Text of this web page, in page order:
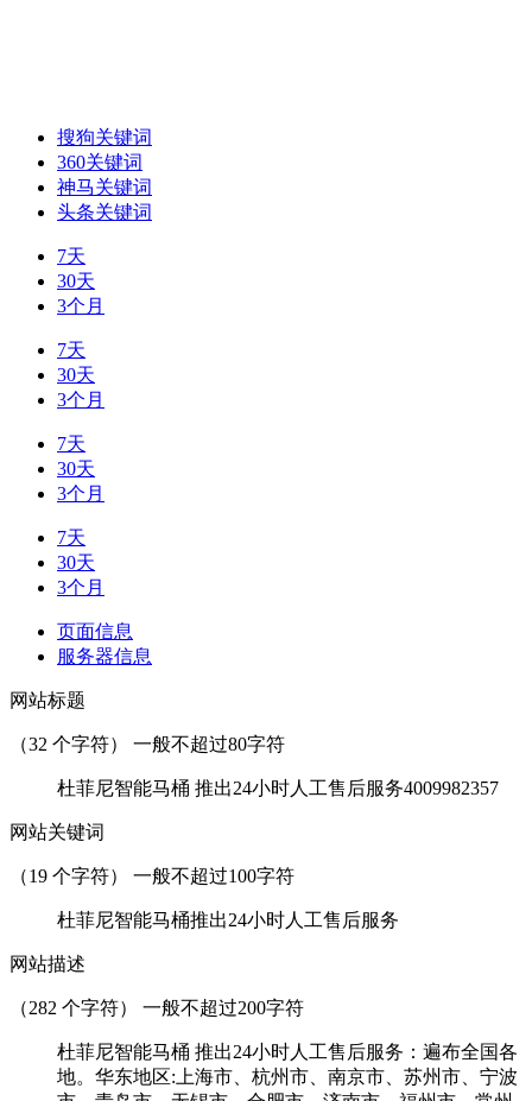
搜狗关键词
360关键词
神马关键词
头条关键词
7天
30天
3个月
7天
30天
3个月
7天
30天
3个月
7天
30天
3个月
页面信息
服务器信息
网站标题
（32 个字符） 一般不超过80字符
杜菲尼智能马桶 推出24小时人工售后服务4009982357
网站关键词
（19 个字符） 一般不超过100字符
杜菲尼智能马桶推出24小时人工售后服务
网站描述
（282 个字符） 一般不超过200字符
杜菲尼智能马桶 推出24小时人工售后服务：遍布全国各
地。华东地区:上海市、杭州市、南京市、苏州市、宁波